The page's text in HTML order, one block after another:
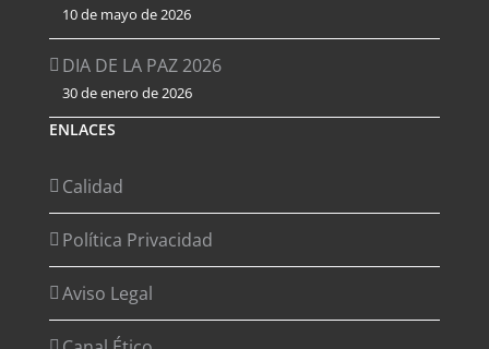
10 de mayo de 2026
DIA DE LA PAZ 2026
30 de enero de 2026
ENLACES
Calidad
Política Privacidad
Aviso Legal